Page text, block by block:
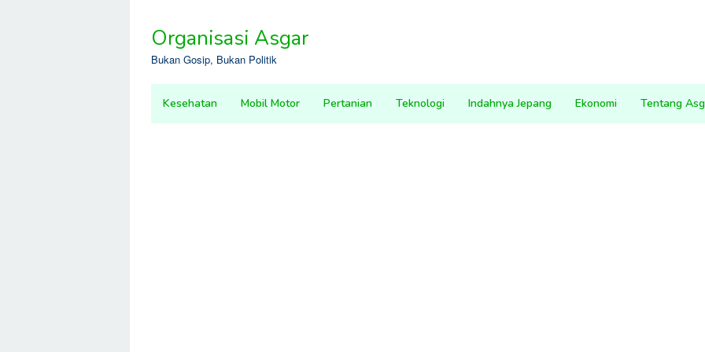
contentOrganisasi Asgar
Bukan Gosip, Bukan Politik
Kesehatan Mobil Motor Pertanian Teknologi Indahnya Jepang Ekonomi Tentang